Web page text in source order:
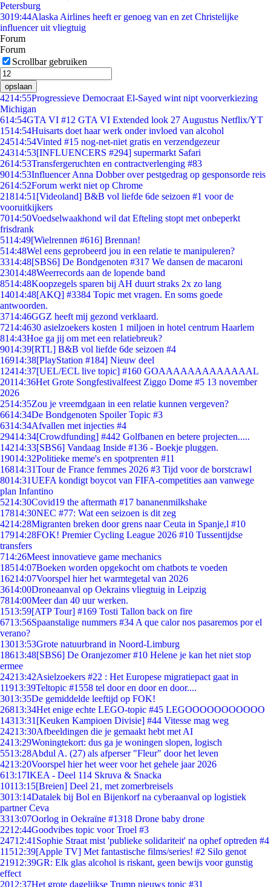
Petersburg
3019:44Alaska Airlines heeft er genoeg van en zet Christelijke
influencer uit vliegtuig
Forum
Forum
Scrollbar gebruiken
opslaan
4214:55Progressieve Democraat El-Sayed wint nipt voorverkiezing
Michigan
614:54GTA VI #12 GTA VI Extended look 27 Augustus Netflix/YT
1514:54Huisarts doet haar werk onder invloed van alcohol
24514:54Vinted #15 nog-net-niet gratis en verzendgezeur
24314:53[INFLUENCERS #294] supermarkt Safari
2614:53Transfergeruchten en contractverlenging #83
9014:53Influencer Anna Dobber over pestgedrag op gesponsorde reis
2614:52Forum werkt niet op Chrome
21814:51 [Videoland] B&B vol liefde 6de seizoen #1 voor de
vooruitkijkers
7014:50Voedselwaakhond wil dat Efteling stopt met onbeperkt
frisdrank
5114:49[Wielrennen #616] Brennan!
514:48Wel eens geprobeerd jou in een relatie te manipuleren?
3314:48[SBS6] De Bondgenoten #317 We dansen de macaroni
23014:48Weerrecords aan de lopende band
8514:48Koopzegels sparen bij AH duurt straks 2x zo lang
14014:48[AKQ] #3384 Topic met vragen. En soms goede
antwoorden.
3714:46GGZ heeft mij gezond verklaard.
7214:4630 asielzoekers kosten 1 miljoen in hotel centrum Haarlem
814:43Hoe ga jij om met een relatiebreuk?
9014:39[RTL] B&B vol liefde 6de seizoen #4
16914:38[PlayStation #184] Nieuw deel
12414:37[UEL/ECL live topic] #160 GOAAAAAAAAAAAAAL
20114:36Het Grote Songfestivalfeest Ziggo Dome #5 13 november
2026
2514:35Zou je vreemdgaan in een relatie kunnen vergeven?
6614:34De Bondgenoten Spoiler Topic #3
6314:34Afvallen met injecties #4
29414:34[Crowdfunding] #442 Golfbanen en betere projecten.....
14214:33[SBS6] Vandaag Inside #136 - Boekje pluggen.
19014:32Politieke meme's en spotprenten #11
16814:31Tour de France femmes 2026 #3 Tijd voor de borstcrawl
8014:31UEFA kondigt boycot van FIFA-competities aan vanwege
plan Infantino
5214:30Covid19 the aftermath #17 bananenmilkshake
17814:30NEC #77: Wat een seizoen is dit zeg
4214:28Migranten breken door grens naar Ceuta in Spanje,l #10
17914:28FOK! Premier Cycling League 2026 #10 Tussentijdse
transfers
714:26Meest innovatieve game mechanics
18514:07Boeken worden opgekocht om chatbots te voeden
16214:07Voorspel hier het warmtegetal van 2026
3614:00Droneaanval op Oekrains vliegtuig in Leipzig
7814:00Meer dan 40 uur werken.
1513:59[ATP Tour] #169 Tosti Tallon back on fire
6713:56Spaanstalige nummers #34 A que calor nos pasaremos por el
verano?
13013:53Grote natuurbrand in Noord-Limburg
18613:48[SBS6] De Oranjezomer #10 Helene je kan het niet stop
ermee
24213:42Asielzoekers #22 : Het Europese migratiepact gaat in
11913:39Teltopic #1558 tel door en door en door....
3013:35De gemiddelde leeftijd op FOK!
26813:34Het enige echte LEGO-topic #45 LEGOOOOOOOOOOO
14313:31 [Keuken Kampioen Divisie] #44 Vitesse mag weg
24213:30Afbeeldingen die je gemaakt hebt met AI
2413:29Woningtekort: dus ga je woningen slopen, logisch
5513:28Abdul A. (27) als afperser "Fleur" door het leven
4213:20Voorspel hier het weer voor het gehele jaar 2026
613:17IKEA - Deel 114 Skruva & Snacka
10113:15[Breien] Deel 21, met zomerbreisels
3013:14Datalek bij Bol en Bijenkorf na cyberaanval op logistiek
partner Ceva
3313:07Oorlog in Oekraïne #1318 Drone baby drone
2212:44Goodvibes topic voor Troel #3
24712:41 Sophie Straat mist 'publieke solidariteit' na ophef optreden #4
11512:39[Apple TV] Met fantastische films/series! #2 Silo genot
21912:39GR: Elk glas alcohol is riskant, geen bewijs voor gunstig
effect
2012:37Het grote dagelijkse Trump nieuws topic #31